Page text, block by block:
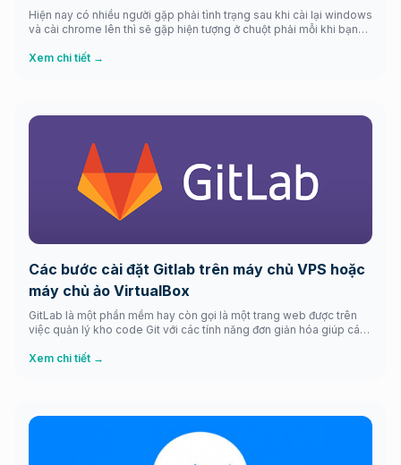
Hiện nay có nhiều người gặp phải tình trạng sau khi cài lại windows
và cài chrome lên thì sẽ gặp hiện tượng ở chuột phải mỗi khi bạn
điều này thì ở bản Google Chrome mới nhất Google đã tích hợp
Xem chi tiết →
Các bước cài đặt Gitlab trên máy chủ VPS hoặc
máy chủ ảo VirtualBox
GitLab là một phần mềm hay còn gọi là một trang web được trên
việc quản lý kho code Git với các tính năng đơn giản hóa giúp các
mình một cách nhanh mau và lẹ và có thể truy […]
Xem chi tiết →